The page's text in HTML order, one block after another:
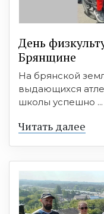
День
Брянщине
На брянской
выдающихся
школы успешно ...
Читать далее